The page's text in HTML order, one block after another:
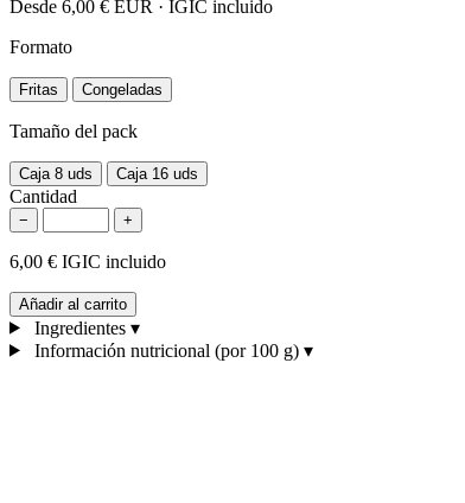
Desde 6,00 € EUR · IGIC incluido
Formato
Fritas Congeladas
Tamaño del pack
Caja 8 uds Caja 16 uds
Cantidad
− +
6,00 € IGIC incluido
Añadir al carrito
Ingredientes ▾
Información nutricional (por 100 g) ▾